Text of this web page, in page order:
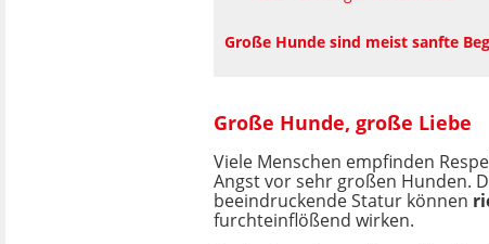
Große Hunde sind meist sanfte
Große Hunde, große Liebe
Viele Menschen empfinden
Angst vor sehr großen Hunden.
beeindruckende Statur können
furchteinflößend wirken.